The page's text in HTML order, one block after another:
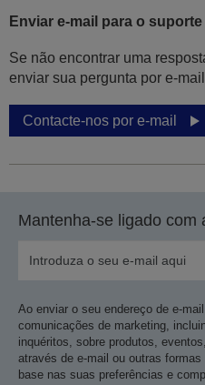
Enviar e-mail para o
Se não encontrar uma
enviar sua pergunta por e-
Contacte-nos por e-mail
Mantenha-se ligado com
Ao enviar o seu endereço de e-
comunicações de marketing,
inquéritos, sobre produtos,
através de e-mail ou outras
base nas suas preferências e